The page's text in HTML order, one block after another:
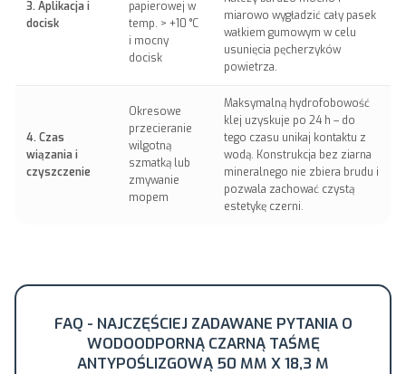
3. Aplikacja i
docisk
papierowej w
temp. > +10 °C
i mocny
docisk
miarowo wygładzić cały pasek
wałkiem gumowym w celu
usunięcia pęcherzyków
powietrza.
4. Czas
wiązania i
czyszczenie
Okresowe
przecieranie
wilgotną
szmatką lub
zmywanie
mopem
Maksymalną hydrofobowość
klej uzyskuje po 24 h – do
tego czasu unikaj kontaktu z
wodą. Konstrukcja bez ziarna
mineralnego nie zbiera brudu i
pozwala zachować czystą
estetykę czerni.
FAQ - NAJCZĘŚCIEJ ZADAWANE PYTANIA O
WODOODPORNĄ CZARNĄ TAŚMĘ
ANTYPOŚLIZGOWĄ 50 MM X 18,3 M